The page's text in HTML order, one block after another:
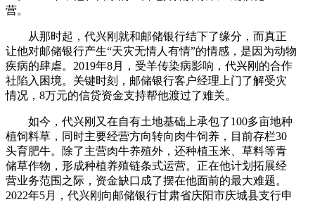
营。
从那时起，代兴刚就和邮储银行结下了缘分，而真正
让他对邮储银行产生“天灾无情人有情”的情感，是因为动物
疾病的肆虐。2019年8月，受羊传染病影响，代兴刚的合作
社陷入困境。关键时刻，邮储银行客户经理上门了解受灾
情况，8万元的信贷资金支持帮他渡过了难关。
如今，代兴刚又在自有土地基础上承包了100多亩地种
植饲料草，同时主要经营方向转向肉牛饲养，目前存栏30
头育肥牛。除了主营肉牛养殖外，还种植玉米、草料等青
储草作物，形成种植养殖链条式运营。正在他计划拓展经
营业务范围之际，资金缺口成了摆在他面前的最大难题。
2022年5月，代兴刚向邮储银行甘肃省庆阳市庆城县支行申